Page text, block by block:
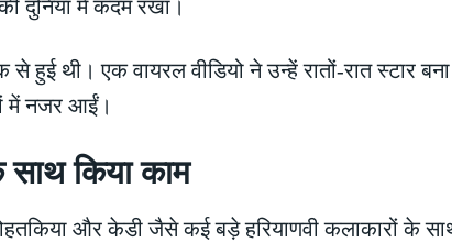
दुनिया में कदम रखा।
हुई थी। एक वायरल वीडियो ने उन्हें रातों-रात स्टार
में नजर आईं।
किया काम
और केडी जैसे कई बड़े हरियाणवी कलाकारों के